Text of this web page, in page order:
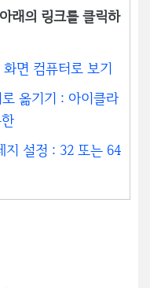
래의 링크를 클릭하
면 컴퓨터로 보기
옮기기 : 아이클라
설정 : 32 또는 64